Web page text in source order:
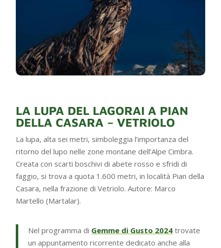
LA LUPA DEL LAGORAI A PIAN
DELLA CASARA – VETRIOLO
La lupa, alta sei metri, simboleggia l’importanza del
ritorno del lupo nelle zone montane dell’Alpe Cimbra.
Creata con scarti boschivi di abete rosso e sfridi di
faggio, si trova a quota 1.600 metri, in località Pian della
Casara, nella frazione di Vetriolo. Autore: Marco
Martello (Martalar).
Nel programma di Gemme di Gusto 2024 trovate
un appuntamento ricorrente dedicato anche alla